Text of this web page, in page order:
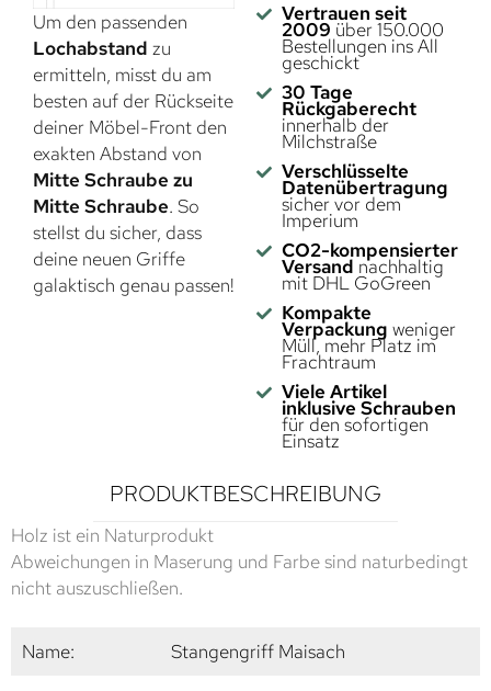
Um den passenden
Lochabstand zu
ermitteln, misst du am
besten auf der Rückseite
deiner Möbel-Front den
exakten Abstand von
Mitte Schraube zu
Mitte Schraube. So
stellst du sicher, dass
deine neuen Griffe
galaktisch genau passen!
Vertrauen seit
2009 über 150.000
Bestellungen ins All
geschickt
30 Tage
Rückgaberecht
innerhalb der
Milchstraße
Verschlüsselte
Datenübertragung
sicher vor dem
Imperium
CO2-kompensierter
Versand nachhaltig
mit DHL GoGreen
Kompakte
Verpackung weniger
Müll, mehr Platz im
Frachtraum
Viele Artikel
inklusive Schrauben
für den sofortigen
Einsatz
PRODUKTBESCHREIBUNG
Holz ist ein Naturprodukt
Abweichungen in Maserung und Farbe sind naturbedingt
nicht auszuschließen.
Name:
Stangengriff Maisach